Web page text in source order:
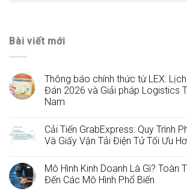
Bài viết mới
Thông báo chính thức từ LEX:
Đán 2026 và Giải pháp Logistics
Nam
Cải Tiến GrabExpress: Quy Trình
Và Giấy Vận Tải Điện Tử Tối Ưu
Mô Hình Kinh Doanh Là Gì? Toàn
Đến Các Mô Hình Phổ Biến